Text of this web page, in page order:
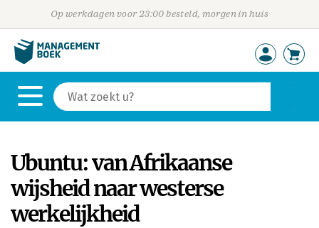
Op werkdagen voor 23:00 besteld, morgen in huis
Ubuntu: van Afrikaanse
wijsheid naar westerse
werkelijkheid